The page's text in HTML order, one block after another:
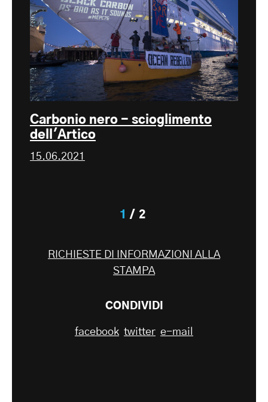
Carbonio nero - scioglimento
dell'Artico
15.06.2021
1 2
RICHIESTE DI INFORMAZIONI ALLA
STAMPA
CONDIVIDI
facebook twitter e-mail